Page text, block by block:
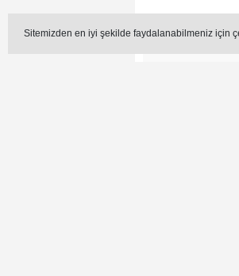
Sitemizden en iyi şekilde faydalanabilmeniz için